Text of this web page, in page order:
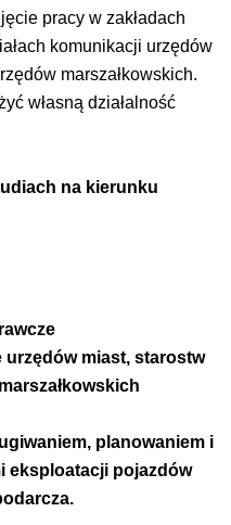
pracy w zakładach
komunikacji urzędów
marszałkowskich.
własną działalność
na kierunku
urzędów miast, starostw
planowaniem i
eksploatacji pojazdów